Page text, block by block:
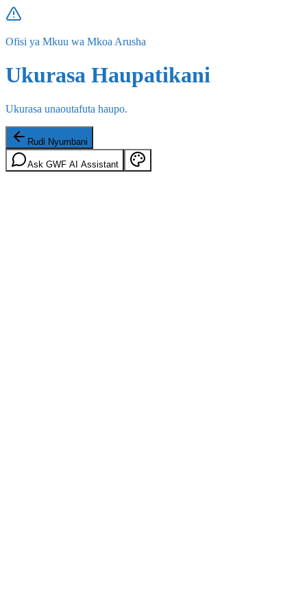
Ofisi ya Mkuu wa Mkoa Arusha
Ukurasa Haupatikani
Ukurasa unaoutafuta haupo.
Rudi Nyumbani
Ask GWF AI Assistant